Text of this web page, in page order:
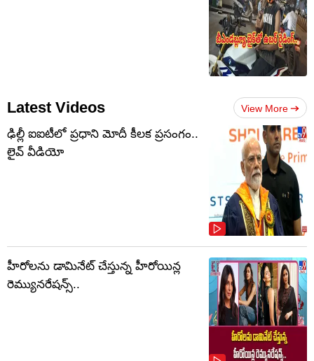
Latest Videos View More
ఢిల్లీ ఐఐటీలో ప్రధాని మోదీ కీలక ప్రసంగం..
లైవ్ వీడియో
హీరోలను డామినేట్ చేస్తున్న హీరోయిన్ల
రెమ్యునరేషన్స్..